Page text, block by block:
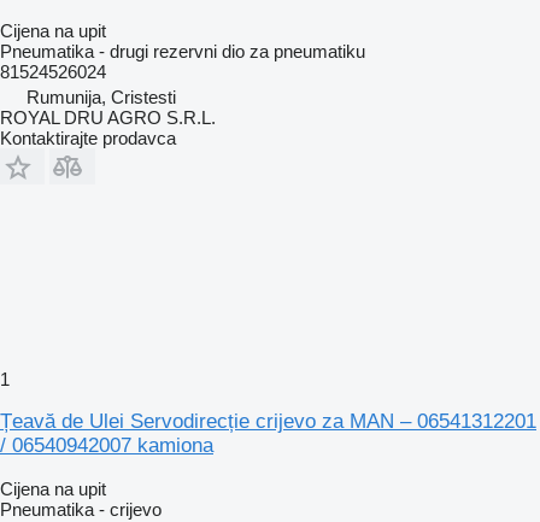
Cijena na upit
Pneumatika - drugi rezervni dio za pneumatiku
81524526024
Rumunija, Cristesti
ROYAL DRU AGRO S.R.L.
Kontaktirajte prodavca
1
Țeavă de Ulei Servodirecție crijevo za MAN – 06541312201
/ 06540942007 kamiona
Cijena na upit
Pneumatika - crijevo